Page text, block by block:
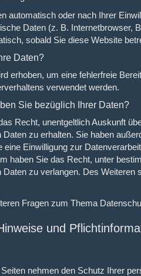
automatisch oder nach Ihrer
Daten (z. B. Internetbrowser,
sobald Sie diese Website
Daten?
erhoben, um eine fehlerfreie
verwendet werden.
Sie bezüglich Ihrer Daten?
Recht, unentgeltlich Auskunft
Daten zu erhalten. Sie haben
eine Einwilligung zur
haben Sie das Recht, unter
Daten zu verlangen. Des
Fragen zum Thema
und
nehmen den Schutz Ihrer